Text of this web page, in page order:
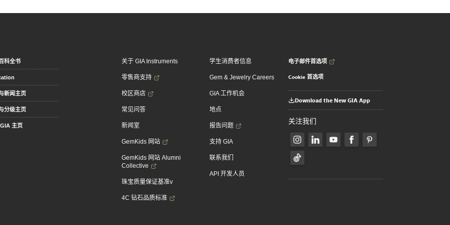
科全书
新闻主页
分级主页
主页
关于 GIA Instruments
零售商支持
校区商店
常见问答
新闻室
GemKids 网站
GemKids 网站 Alumni
Collective
珠宝质量保证基准v
4C 钻石品质标准
学生消费者信息
Gem & Jewelry Careers
GIA 工作机会
地点
报告问题
支持 GIA
联系我们
API 开发人员
电子邮件首选项
Cookie 首选项
Download the New GIA App
关注我们